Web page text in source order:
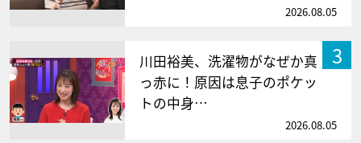
2026.08.05
3
川田裕美、洗濯物がなぜか真
っ赤に！原因は息子のポケッ
トの中身…
2026.08.05